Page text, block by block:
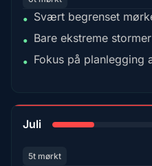
• Svært begrenset
• Bare ekstreme
• Fokus på planlegging
Juli
5t mørkt